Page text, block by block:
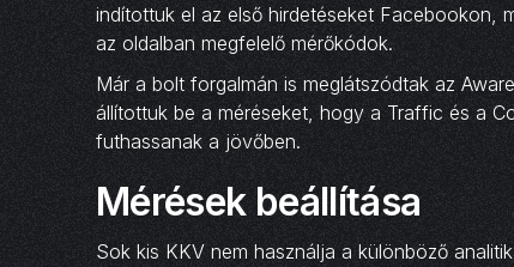
indítottuk el az első hirdetéseket Facebookon,
az oldalban megfelelő mérőkódok.
Már a bolt forgalmán is meglátszódtak az
állítottuk be a méréseket, hogy a Traffic és a
futhassanak a jövőben.
Mérések beállítása
Sok kis KKV nem használja a különböző